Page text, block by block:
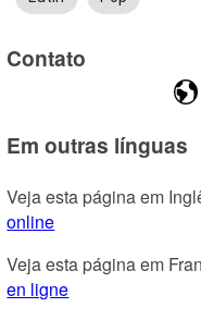
Contato
Em outras línguas
Veja esta página em
online
Veja esta página em
en ligne